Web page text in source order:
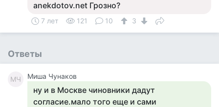
anekdotov.net Грозно?
7 лет 121 10 3
Ответы
МЧ Миша Чунаков
ну и в Москве чиновники дадут
согласие.мало того еще и сами